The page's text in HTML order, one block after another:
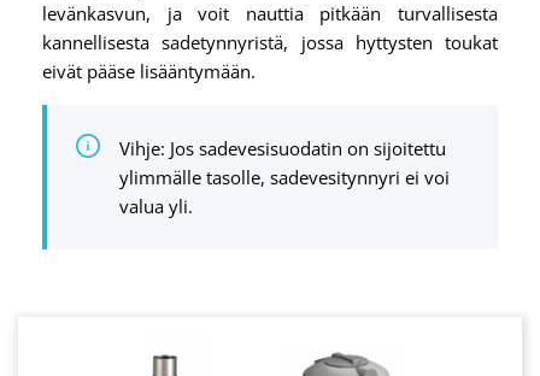
levänkasvun, ja voit nauttia pitkään turvallisesta
kannellisesta sadetynnyristä, jossa hyttysten toukat
eivät pääse lisääntymään.
Vihje: Jos sadevesisuodatin on sijoitettu
ylimmälle tasolle, sadevesitynnyri ei voi
valua yli.